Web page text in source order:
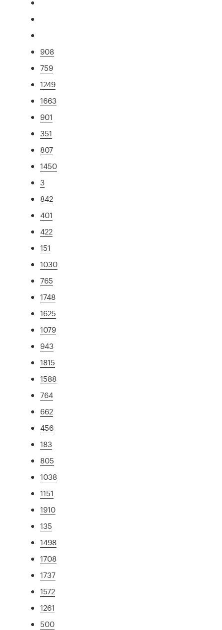
908
759
1249
1663
901
351
807
1450
3
842
401
422
151
1030
765
1748
1625
1079
943
1815
1588
764
662
456
183
805
1038
1151
1910
135
1498
1708
1737
1572
1261
500